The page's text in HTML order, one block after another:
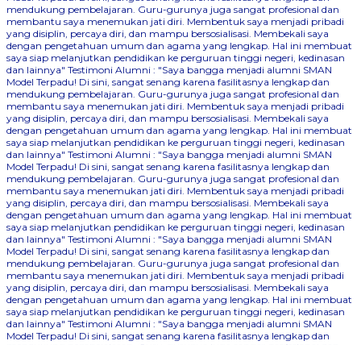
mendukung pembelajaran. Guru-gurunya juga sangat profesional dan
membantu saya menemukan jati diri. Membentuk saya menjadi pribadi
yang disiplin, percaya diri, dan mampu bersosialisasi. Membekali saya
dengan pengetahuan umum dan agama yang lengkap. Hal ini membuat
saya siap melanjutkan pendidikan ke perguruan tinggi negeri, kedinasan
dan lainnya" Testimoni Alumni : "Saya bangga menjadi alumni SMAN
Model Terpadu! Di sini, sangat senang karena fasilitasnya lengkap dan
mendukung pembelajaran. Guru-gurunya juga sangat profesional dan
membantu saya menemukan jati diri. Membentuk saya menjadi pribadi
yang disiplin, percaya diri, dan mampu bersosialisasi. Membekali saya
dengan pengetahuan umum dan agama yang lengkap. Hal ini membuat
saya siap melanjutkan pendidikan ke perguruan tinggi negeri, kedinasan
dan lainnya" Testimoni Alumni : "Saya bangga menjadi alumni SMAN
Model Terpadu! Di sini, sangat senang karena fasilitasnya lengkap dan
mendukung pembelajaran. Guru-gurunya juga sangat profesional dan
membantu saya menemukan jati diri. Membentuk saya menjadi pribadi
yang disiplin, percaya diri, dan mampu bersosialisasi. Membekali saya
dengan pengetahuan umum dan agama yang lengkap. Hal ini membuat
saya siap melanjutkan pendidikan ke perguruan tinggi negeri, kedinasan
dan lainnya" Testimoni Alumni : "Saya bangga menjadi alumni SMAN
Model Terpadu! Di sini, sangat senang karena fasilitasnya lengkap dan
mendukung pembelajaran. Guru-gurunya juga sangat profesional dan
membantu saya menemukan jati diri. Membentuk saya menjadi pribadi
yang disiplin, percaya diri, dan mampu bersosialisasi. Membekali saya
dengan pengetahuan umum dan agama yang lengkap. Hal ini membuat
saya siap melanjutkan pendidikan ke perguruan tinggi negeri, kedinasan
dan lainnya" Testimoni Alumni : "Saya bangga menjadi alumni SMAN
Model Terpadu! Di sini, sangat senang karena fasilitasnya lengkap dan